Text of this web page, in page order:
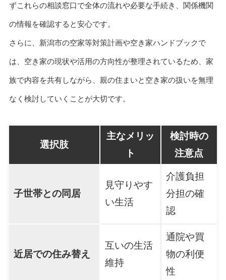
ずこれらの相談窓口で全体の流れや必要な手続き、関係機関
の情報を確認すると安心です。
さらに、新潟市の空家等対策計画や空き家ハンドブックで
は、空き家の現状や活用の方向性が整理されているため、家
族で内容を共有しながら、親の住まいと空き家の扱いを無理
なく検討していくことが大切です。
選択肢
主なメリッ
ト
検討時の
注意点
子世帯との同居
見守りやす
い生活
介護負担
分担の確
認
近居での住み替え
互いの生活
維持
通院や買
物の利便
性